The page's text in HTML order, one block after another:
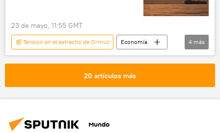
23 de mayo, 11:55 GMT
📰 Tensión en el estrecho de Ormuz
Economía
Estrecho de Ormuz
mercado energético
📰 Escalada entre EEUU, Israel e Irán
📈 Mercados y finanzas
4 más
20 artículos más
Mundo